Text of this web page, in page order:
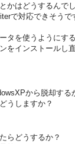
かはどうするんで
で対応できそうで
タを使うようにす
をインストールし
から脱却する
うしますか？
らどうするか？